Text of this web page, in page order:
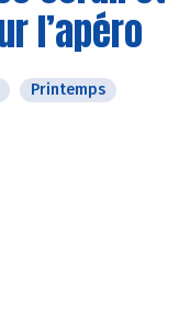
l’apéro
Printemps